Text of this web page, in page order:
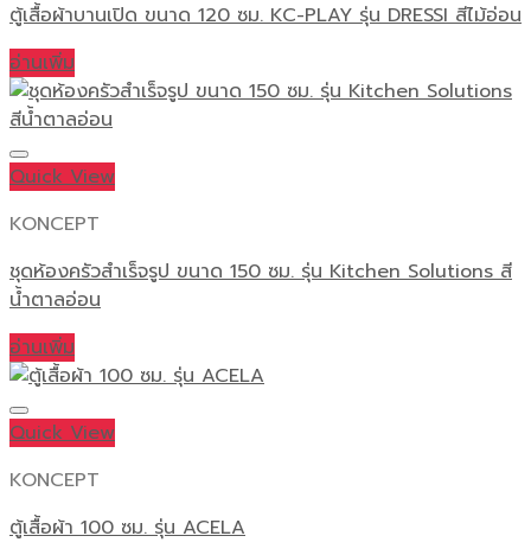
ตู้เสื้อผ้าบานเปิด ขนาด 120 ซม. KC-PLAY รุ่น DRESSI สีไม้อ่อน
อ่านเพิ่ม
Quick View
KONCEPT
ชุดห้องครัวสำเร็จรูป ขนาด 150 ซม. รุ่น Kitchen Solutions สี
น้ำตาลอ่อน
อ่านเพิ่ม
Quick View
KONCEPT
ตู้เสื้อผ้า 100 ซม. รุ่น ACELA